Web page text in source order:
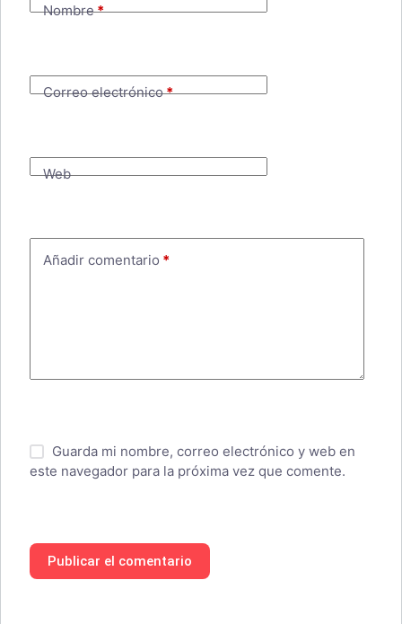
Nombre*
Correo electrónico*
Web
Añadir comentario *
Guarda mi nombre, correo electrónico y web en
este navegador para la próxima vez que comente.
Publicar el comentario